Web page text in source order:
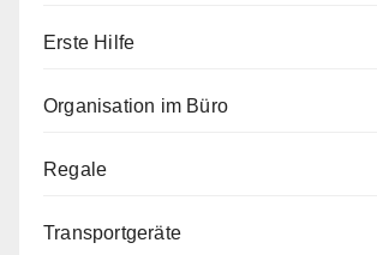
Erste Hilfe
Organisation im Büro
Regale
Transportgeräte